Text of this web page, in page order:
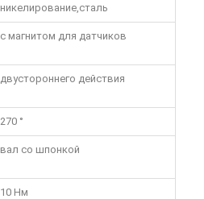
никелирование,сталь
с магнитом для датчиков
двустороннего действия
270 °
вал со шпонкой
10 Нм